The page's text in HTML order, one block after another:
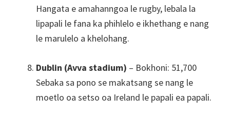
Hangata e amahanngoa le rugby, lebala la
lipapali le fana ka phihlelo e ikhethang e nang
le marulelo a khelohang.
Dublin (Avva stadium) – Bokhoni: 51,700
Sebaka sa pono se makatsang se nang le
moetlo oa setso oa Ireland le papali ea papali.